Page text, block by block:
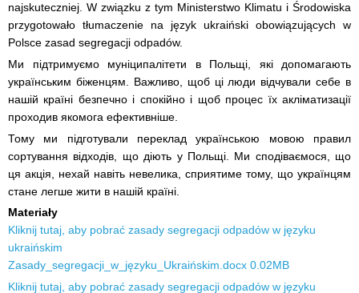
najskuteczniej. W związku z tym Ministerstwo Klimatu i Środowiska
przygotowało tłumaczenie na język ukraiński obowiązujących w
Polsce zasad segregacji odpadów.
Ми підтримуємо муніципалітети в Польщі, які допомагають
українським біженцям. Важливо, щоб ці люди відчували себе в
нашій країні безпечно і спокійно і щоб процес їх акліматизації
проходив якомога ефективніше.
Тому ми підготували переклад українською мовою правил
сортування відходів, що діють у Польщі. Ми сподіваємося, що
ця акція, нехай навіть невелика, сприятиме тому, що українцям
стане легше жити в нашій країні.
Materiały
Kliknij tutaj, aby pobrać zasady segregacji odpadów w języku
ukraińskim
Zasady​_segregacji​_w​_języku​_Ukraińskim.docx 0.02MB
Kliknij tutaj, aby pobrać zasady segregacji odpadów w języku